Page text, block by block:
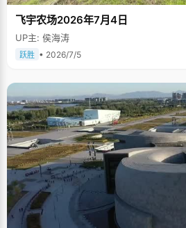
飞宇农场2026年7月4日
UP主: 侯海涛
跃胜 • 2026/7/5